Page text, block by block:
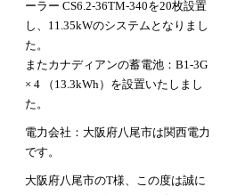
ーラー CS6.2-36TM-340を20枚設置
し、11.35kWのシステムとなりまし
た。
またカナディアンの蓄電池：B1-3G
× 4 （13.3kWh）を設置いたしまし
た。
電力会社：大阪府八尾市は関西電力
です。
大阪府八尾市のT様、この度は誠に